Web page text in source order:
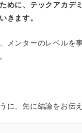
めに、テックアカデ
きます。
メンターのレベルを
に、先に結論をお伝